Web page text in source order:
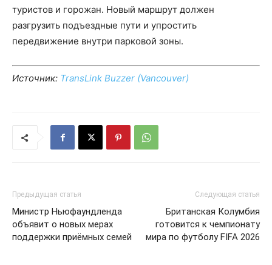
туристов и горожан. Новый маршрут должен
разгрузить подъездные пути и упростить
передвижение внутри парковой зоны.
Источник: TransLink Buzzer (Vancouver)
Предыдущая статья
Министр Ньюфаундленда
объявит о новых мерах
поддержки приёмных семей
Следующая статья
Британская Колумбия
готовится к чемпионату
мира по футболу FIFA 2026